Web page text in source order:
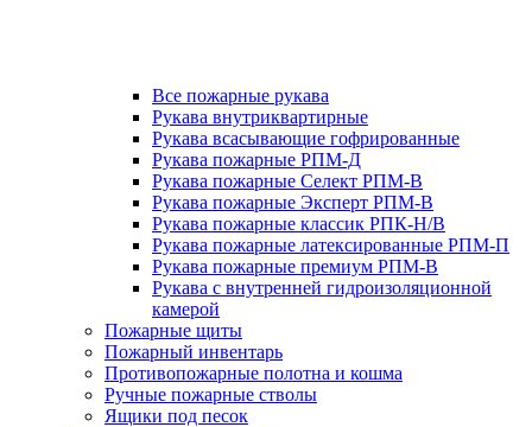
Все пожарные рукава
Рукава внутриквартирные
Рукава всасывающие гофрированные
Рукава пожарные РПМ-Д
Рукава пожарные Селект РПМ-В
Рукава пожарные Эксперт РПМ-В
Рукава пожарные классик РПК-Н/В
Рукава пожарные латексированные РПМ-П
Рукава пожарные премиум РПМ-В
Рукава с внутренней гидроизоляционной
камерой
Пожарные щиты
Пожарный инвентарь
Противопожарные полотна и кошма
Ручные пожарные стволы
Ящики под песок